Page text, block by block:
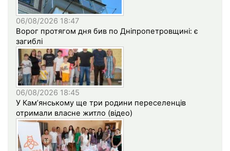
06/08/2026 18:47
Ворог протягом дня бив по Дніпропетровщині: є
загиблі
06/08/2026 18:45
У Кам’янському ще три родини переселенців
отримали власне житло (відео)